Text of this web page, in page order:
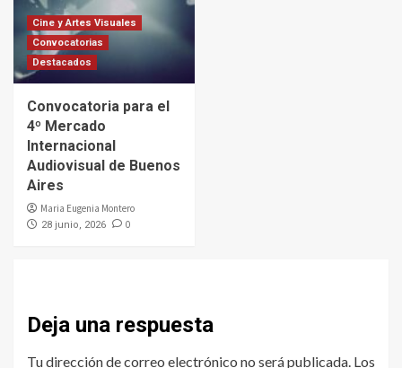
Cine y Artes Visuales
Convocatorias
Destacados
Convocatoria para el
4º Mercado
Internacional
Audiovisual de Buenos
Aires
Maria Eugenia Montero
28 junio, 2026 0
Deja una respuesta
Tu dirección de correo electrónico no será publicada. Los